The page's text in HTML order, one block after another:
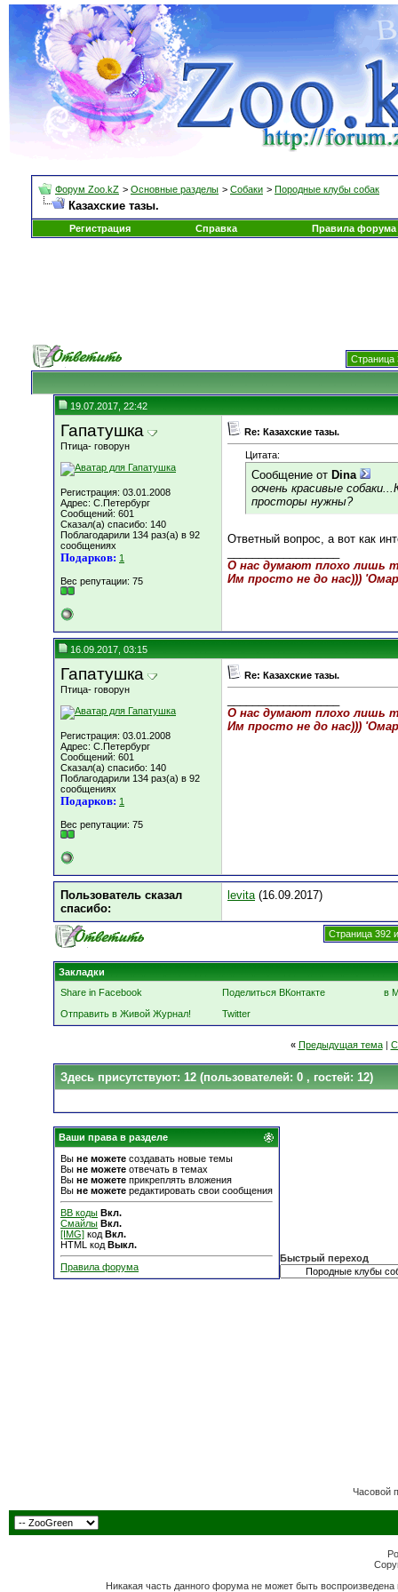
Форум Zoo.kZ > Основные разделы > Собаки > Породные клубы собак
Казахские тазы.
Регистрация Справка Правила форума
Страница
19.07.2017, 22:42
Гапатушка
Птица- говорун
Регистрация: 03.01.2008
Адрес: C.Петербург
Сообщений: 601
Сказал(а) спасибо: 140
Поблагодарили 134 раз(а) в 92
сообщениях
Подарков: 1
Вес репутации: 75
Re: Казахские тазы.
Цитата:
Сообщение от Dina
оочень красивые
просторы нужны?
Ответный вопрос, а вот как
О нас думают плохо лишь
Им просто не до нас)))
16.09.2017, 03:15
Гапатушка
Птица- говорун
Регистрация: 03.01.2008
Адрес: C.Петербург
Сообщений: 601
Сказал(а) спасибо: 140
Поблагодарили 134 раз(а) в 92
сообщениях
Подарков: 1
Вес репутации: 75
Re: Казахские тазы.
О нас думают плохо лишь
Им просто не до нас)))
Пользователь сказал
cпасибо:
levita(16.09.2017)
Страница 392
Закладки
Share in Facebook
Поделиться ВКонтакте
в
Отправить в Живой Журнал!
Twitter
« Предыдущая тема|
Здесь присутствуют: 12 (пользователей: 0 , гостей: 12)
Ваши права в разделе
Вы не можете создавать новые темы
Вы не можете отвечать в темах
Вы не можете прикреплять вложения
Вы не можете редактировать свои сообщения
BB коды Вкл.
Смайлы Вкл.
[IMG] код Вкл.
HTML код Выкл.
Правила форума
Быстрый переход
Часовой
Никакая часть данного форума не может быть